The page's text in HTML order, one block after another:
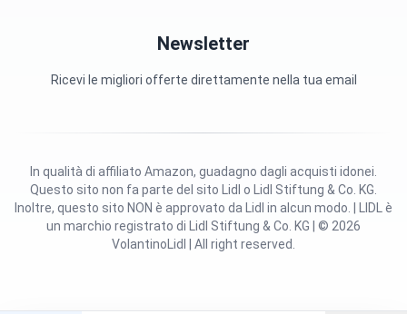
Newsletter
Ricevi le migliori offerte direttamente nella tua email
Questo sito non fa parte del sito Lidl o Lidl Stiftung & Co. KG.
Inoltre, questo sito NON è approvato da Lidl in alcun modo. | LIDL è
un marchio registrato di Lidl Stiftung & Co. KG | © 2026
VolantinoLidl | All right reserved.
In qualità di affiliato Amazon, guadagno dagli acquisti idonei.